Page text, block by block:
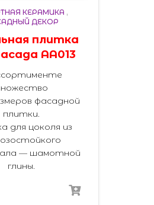
КЕРАМИКА ,
ДЕКОР
плитка
AA013
фасадной
плитки.
для цоколя из
— шамотной
глины.